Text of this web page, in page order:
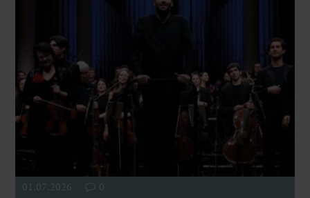
01.07.2026 0